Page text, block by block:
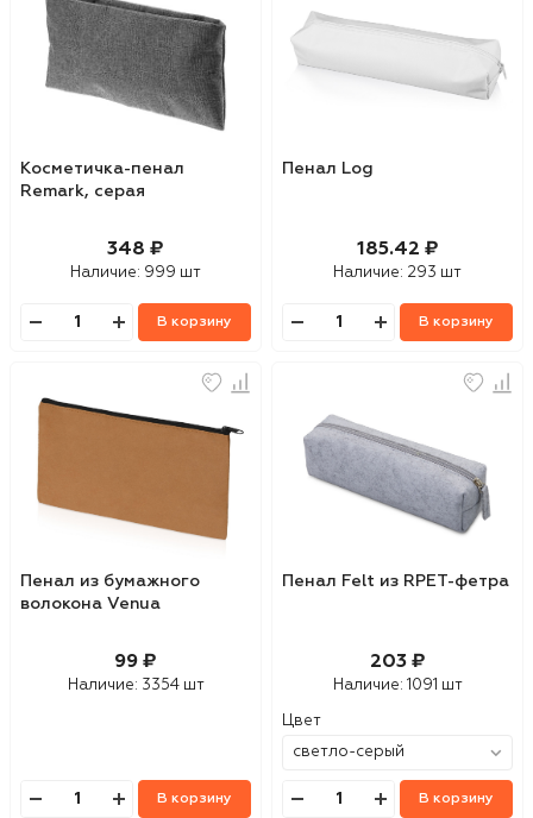
Косметичка-пенал
Remark, серая
348 ₽
Наличие: 999 шт
В корзину
Пенал Log
185.42 ₽
Наличие: 293 шт
В корзину
Пенал из бумажного
волокона Venua
99 ₽
Наличие: 3354 шт
В корзину
Пенал Felt из RPET-фетра
203 ₽
Наличие: 1091 шт
Цвет
В корзину